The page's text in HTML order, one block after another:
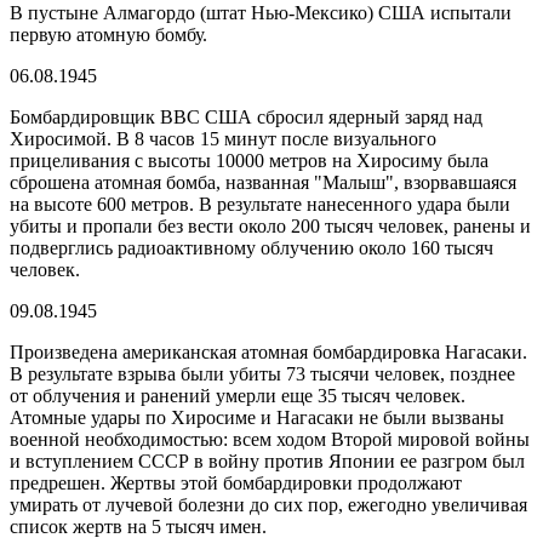
В пустыне Алмагордо (штат Нью-Мексико) США испытали
первую атомную бомбу.
06.08.1945
Бомбардировщик ВВС США сбросил ядерный заряд над
Хиросимой. В 8 часов 15 минут после визуального
прицеливания с высоты 10000 метров на Хиросиму была
сброшена атомная бомба, названная "Малыш", взорвавшаяся
на высоте 600 метров. В результате нанесенного удара были
убиты и пропали без вести около 200 тысяч человек, ранены и
подверглись радиоактивному облучению около 160 тысяч
человек.
09.08.1945
Произведена американская атомная бомбардировка Нагасаки.
В результате взрыва были убиты 73 тысячи человек, позднее
от облучения и ранений умерли еще 35 тысяч человек.
Атомные удары по Хиросиме и Нагасаки не были вызваны
военной необходимостью: всем ходом Второй мировой войны
и вступлением СССР в войну против Японии ее разгром был
предрешен. Жертвы этой бомбардировки продолжают
умирать от лучевой болезни до сих пор, ежегодно увеличивая
список жертв на 5 тысяч имен.